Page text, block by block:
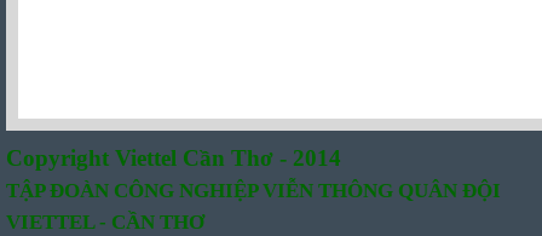
Copyright Viettel Cần Thơ - 2014
TẬP ĐOÀN CÔNG NGHIỆP VIỄN THÔNG QUÂN ĐỘI
VIETTEL - CẦN THƠ